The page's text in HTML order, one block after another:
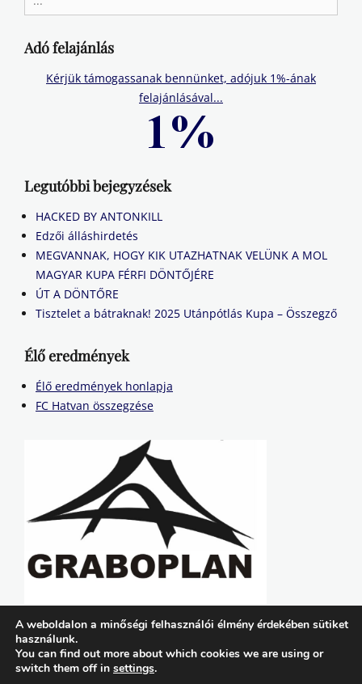
for:
Adó felajánlás
Kérjük támogassanak bennünket, adójuk 1%-ának
felajánlásával...
Legutóbbi bejegyzések
HACKED BY ANTONKILL
Edzői álláshirdetés
MEGVANNAK, HOGY KIK UTAZHATNAK VELÜNK A MOL
MAGYAR KUPA FÉRFI DÖNTŐJÉRE
ÚT A DÖNTŐRE
Tisztelet a bátraknak! 2025 Utánpótlás Kupa – Összegző
Élő eredmények
Élő eredmények honlapja
FC Hatvan összegzése
A weboldalon a minőségi felhasználói élmény érdekében sütiket
használunk.
You can find out more about which cookies we are using or
switch them off in settings.